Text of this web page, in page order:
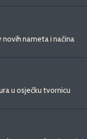
nameta i načina
u osječku tvornicu